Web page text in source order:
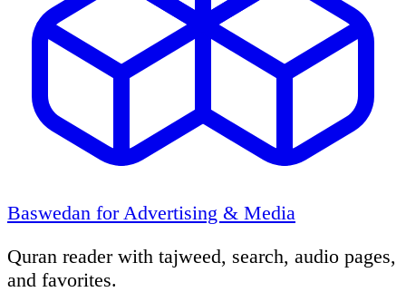
Baswedan for Advertising & Media
Quran reader with tajweed, search, audio pages,
and favorites.